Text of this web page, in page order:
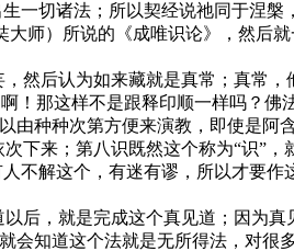
一切诸法；所以契经说祂同于涅槃
师）所说的《成唯识论》，然后
后认为如来藏就是真常；真常，
！那这样不是跟释印顺一样吗？佛
由种种次第方便来演教，即使是阿
下来；第八识既然这个称为“识”
解这个，有迷有谬，所以才要作
，就是完成这个真见道；因为真
知道这个法就是无所得法，对很